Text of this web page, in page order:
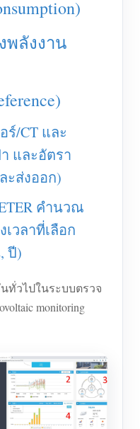
โซลาร์ PV
งาน
ฑ์
พลังงาน
ร์/CT และ
และอัตรา
ะส่งออก)
คำนวณ
วลาที่เลือก
ปี)
ทั่วไปในระบบตรวจ
monitoring